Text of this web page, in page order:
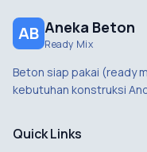
AB Aneka Beton
Ready Mix
Beton siap pakai (ready
kebutuhan konstruksi
Quick Links